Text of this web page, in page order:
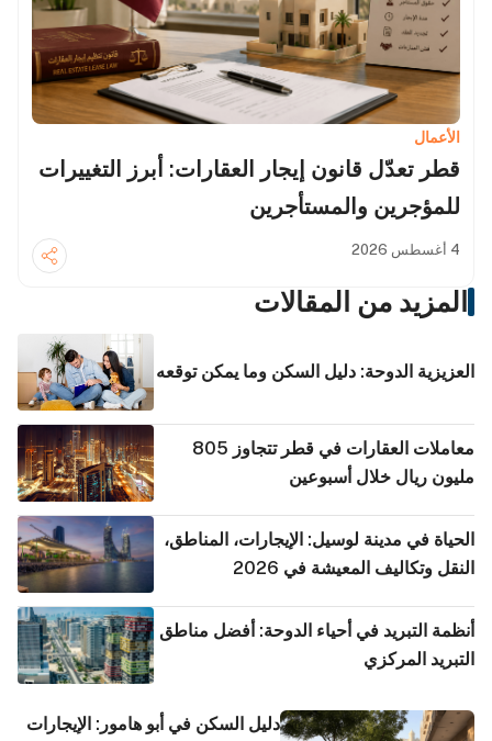
الأعمال
قطر تعدّل قانون إيجار العقارات: أبرز التغييرات
للمؤجرين والمستأجرين
4 أغسطس 2026
المزيد من المقالات
العزيزية الدوحة: دليل السكن وما يمكن توقعه
معاملات العقارات في قطر تتجاوز 805
مليون ريال خلال أسبوعين
الحياة في مدينة لوسيل: الإيجارات، المناطق،
النقل وتكاليف المعيشة في 2026
أنظمة التبريد في أحياء الدوحة: أفضل مناطق
التبريد المركزي
دليل السكن في أبو هامور: الإيجارات